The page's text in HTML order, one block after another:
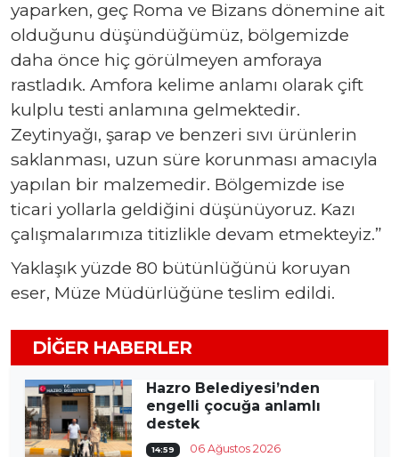
yaparken, geç Roma ve Bizans dönemine ait
olduğunu düşündüğümüz, bölgemizde
daha önce hiç görülmeyen amforaya
rastladık. Amfora kelime anlamı olarak çift
kulplu testi anlamına gelmektedir.
Zeytinyağı, şarap ve benzeri sıvı ürünlerin
saklanması, uzun süre korunması amacıyla
yapılan bir malzemedir. Bölgemizde ise
ticari yollarla geldiğini düşünüyoruz. Kazı
çalışmalarımıza titizlikle devam etmekteyiz.”
Yaklaşık yüzde 80 bütünlüğünü koruyan
eser, Müze Müdürlüğüne teslim edildi.
DIĞER HABERLER
Hazro Belediyesi’nden
engelli çocuğa anlamlı
destek
14:59 06 Ağustos 2026